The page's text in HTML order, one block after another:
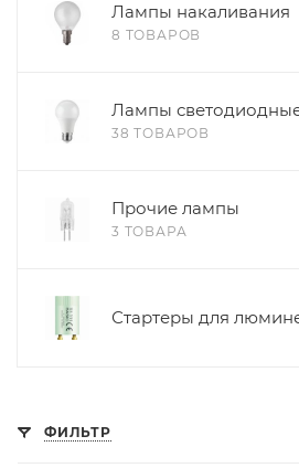
Лампы накаливания
8 ТОВАРОВ
Лампы
38 ТОВАРОВ
Прочие лампы
3 ТОВАРА
Стартеры для
ФИЛЬТР